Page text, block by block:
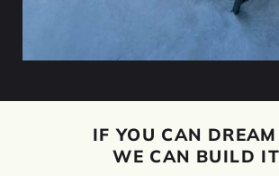
IF YOU CAN
WE CAN BUILD